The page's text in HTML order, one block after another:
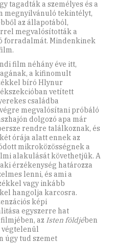
tagadták a személyes és a
megnyilvánuló tekintélyt,
az állapotából,
megvalósították a
forradalmát. Mindenkinek
film néhány éve itt,
a kifinomult
bíró Hlynur
vetített
családba
megvalósítani próbáló
dolgozó apa már
rendre találkoznak, és
órája alatt ennek az
mikroközösségnek a
alakulását követhetjük. A
érzékenység határozza
lenni, és ami a
vagy inkább
hangolja karcosra.
képi
egyszerre hat
az Isten földjében
végtelenül
úgy tud szemet